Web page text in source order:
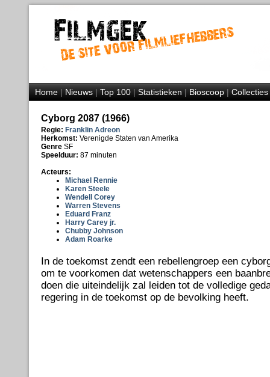
Home|Nieuws|Top 100|Statistieken|Bioscoop|Collecties
Cyborg 2087 (1966)
Regie: Franklin Adreon
Herkomst: Verenigde Staten van Amerika
Genre SF
Speelduur: 87 minuten
Acteurs:
Michael Rennie
Karen Steele
Wendell Corey
Warren Stevens
Eduard Franz
Harry Carey jr.
Chubby Johnson
Adam Roarke
In de toekomst zendt een rebellengroep een
om te voorkomen dat wetenschappers een
doen die uiteindelijk zal leiden tot de volledige
regering in de toekomst op de bevolking heeft.